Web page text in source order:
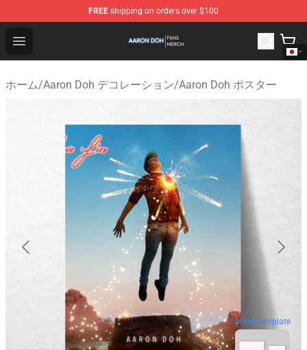
FREE shipping on orders over $100
Open menu
Aaron Doh Shop - Official Aaron Doh Merchandise Store
ホーム/Aaron Doh デコレーション/Aaron Doh ポスター
blank template